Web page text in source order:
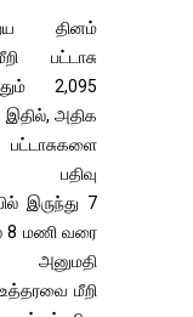
தினம்
பட்டாசு
2,095
இதில், அதிக
பதிவு
இருந்து 7
8 மணி வரை
அனுமதி
மீறி